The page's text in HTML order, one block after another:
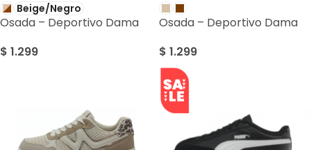
Beige/Negro
Osada – Deportivo Dama
$ 1.299
Osada – Deportivo Dama
$ 1.299